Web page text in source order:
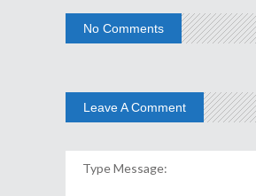
No Comments
Leave A Comment